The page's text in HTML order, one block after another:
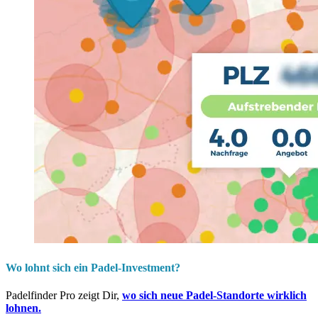
Wo lohnt sich ein Padel-Investment?
Padelfinder Pro zeigt Dir, wo sich neue Padel-Standorte wirklich
lohnen.